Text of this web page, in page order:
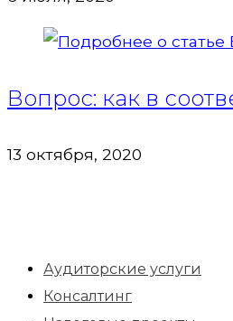
Вопрос: как в
13 октября, 2020
Аудиторские услуги
Консалтинг